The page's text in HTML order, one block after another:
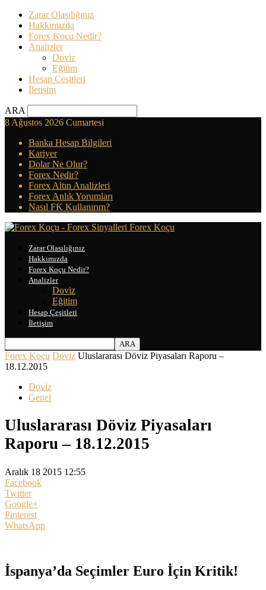
Zarar Olasılığınız
Hakkımızda
Forex Koçu Nedir?
Analizler
Doviz
Eğitim
Hesap Çeşitleri
İletişim
ARA
8 Ağustos 2026 Cumartesi
Banka Hesap Bilgileri
Kariyer
Dolar Ne Olur?
Forex Nedir?
Forex Altın Analizleri
Forex Anlık Yorumları
Nasıl FK Kullanırım?
Forex Koçu
Zarar Olasılığınız
Hakkımızda
Forex Koçu Nedir?
Analizler
Doviz
Eğitim
Hesap Çeşitleri
İletişim
Forex Koçu Doviz Uluslararası Döviz Piyasaları Raporu –
18.12.2015
Doviz
Genel
Uluslararası Döviz Piyasaları
Raporu – 18.12.2015
Aralık 18 2015 12:55
Facebook
Twitter
Google+
Pinterest
WhatsApp
İspanya’da Seçimler Euro İçin Kritik!